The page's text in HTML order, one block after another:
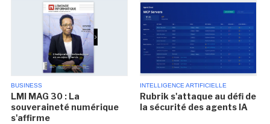
BUSINESS
LMI MAG 30 : La
souveraineté numérique
s'affirme
INTELLIGENCE ARTIFICIELLE
Rubrik s'attaque au défi de
la sécurité des agents IA